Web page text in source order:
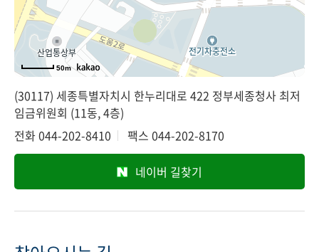
50m
(30117) 세종특별자치시 한누리대로 422 정부세종청사 최저
임금위원회 (11동, 4층)
전화044-202-8410 팩스 044-202-8170
네이버 길찾기